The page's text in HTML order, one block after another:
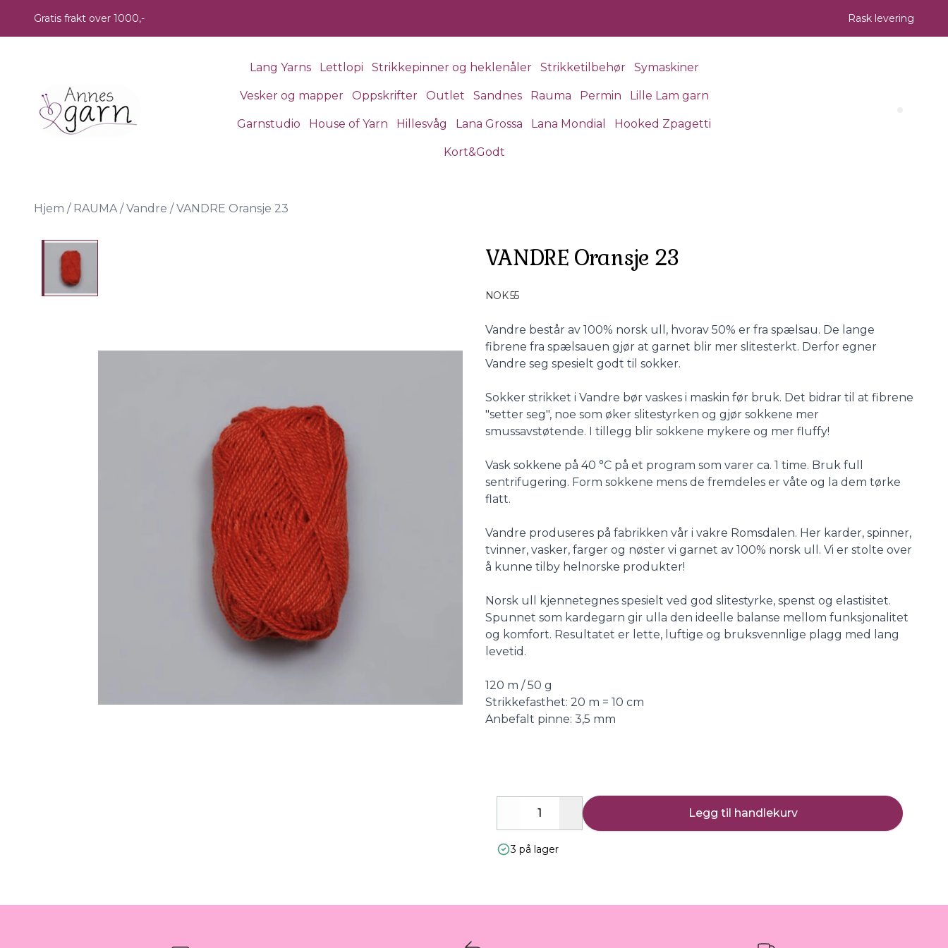
Gratis frakt over 1000,- Rask levering
Lang Yarns Lettlopi Strikkepinner og heklenåler Strikketilbehør Symaskiner
Vesker og mapper Oppskrifter Outlet Sandnes Rauma Permin Lille Lam garn
Garnstudio House of Yarn Hillesvåg Lana Grossa Lana Mondial Hooked Zpagetti
Kort&Godt
Hjem / RAUMA / Vandre / VANDRE Oransje 23
VANDRE Oransje 23
NOK 55
Description
Vandre består av 100% norsk ull, hvorav 50% er fra spælsau. De lange
fibrene fra spælsauen gjør at garnet blir mer slitesterkt. Derfor egner
Vandre seg spesielt godt til sokker.
Sokker strikket i Vandre bør vaskes i maskin før bruk. Det bidrar til at fibrene
"setter seg", noe som øker slitestyrken og gjør sokkene mer
smussavstøtende. I tillegg blir sokkene mykere og mer fluffy!
Vask sokkene på 40 °C på et program som varer ca. 1 time. Bruk full
sentrifugering. Form sokkene mens de fremdeles er våte og la dem tørke
flatt.
Vandre produseres på fabrikken vår i vakre Romsdalen. Her karder, spinner,
tvinner, vasker, farger og nøster vi garnet av 100% norsk ull. Vi er stolte over
å kunne tilby helnorske produkter!
Norsk ull kjennetegnes spesielt ved god slitestyrke, spenst og elastisitet.
Spunnet som kardegarn gir ulla den ideelle balanse mellom funksjonalitet
og komfort. Resultatet er lette, luftige og bruksvennlige plagg med lang
levetid.
120 m / 50 g
Strikkefasthet: 20 m = 10 cm
Anbefalt pinne: 3,5 mm
Decrease Increase
Legg til handlekurv
3 på lager